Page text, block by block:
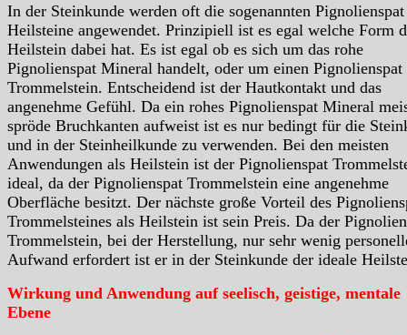
In der Steinkunde werden oft die sogenannten Pignolienspat
Heilsteine angewendet. Prinzipiell ist es egal welche Form
Heilstein dabei hat. Es ist egal ob es sich um das rohe
Pignolienspat Mineral handelt, oder um einen Pignolienspat
Trommelstein. Entscheidend ist der Hautkontakt und das
angenehme Gefühl. Da ein rohes Pignolienspat Mineral
spröde Bruchkanten aufweist ist es nur bedingt für die
und in der Steinheilkunde zu verwenden. Bei den meisten
Anwendungen als Heilstein ist der Pignolienspat
ideal, da der Pignolienspat Trommelstein eine angenehme
Oberfläche besitzt. Der nächste große Vorteil des
Trommelsteines als Heilstein ist sein Preis. Da der
Trommelstein, bei der Herstellung, nur sehr wenig
Aufwand erfordert ist er in der Steinkunde der ideale
Wirkung und Anwendung auf seelisch, geistige, mentale
Ebene